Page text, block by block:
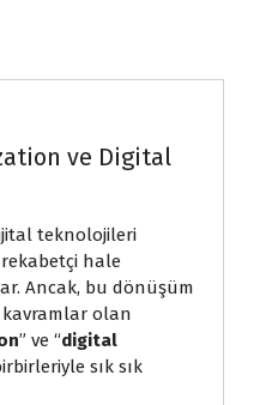
ve Digital
teknolojileri
hale
Ancak, bu dönüşüm
kavramlar olan
” ve “digital
sık sık